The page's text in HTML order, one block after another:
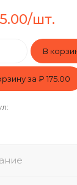
шт.
за ₽ 175.00
: